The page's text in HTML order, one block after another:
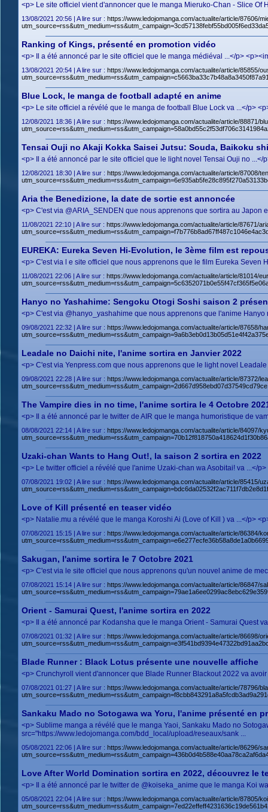
<p> Le site officiel vient d'annoncer que le manga Mieruko-Chan - Slice Of
13/08/2021 20:56 | A lire sur : https://www.ledojomanga.com/actualite/article/87606/
Ranking of Kings, présenté en promotion vidéo
<p> Il a été annoncé par le site officiel que le manga médiéval ...</p>
13/08/2021 20:54 | A lire sur : https://www.ledojomanga.com/actualite/article/85855/
Blue Lock, le manga de football adapté en anime
<p> Le site officiel a révélé que le manga de football Blue Lock va ...</p>
12/08/2021 18:36 | A lire sur : https://www.ledojomanga.com/actualite/article/88871/
Tensai Ouji no Akaji Kokka Saisei Jutsu: Souda, Baikoku
<p> Il a été annoncé par le site officiel que le light novel Tensai Ouji no
12/08/2021 18:30 | A lire sur : https://www.ledojomanga.com/actualite/article/87008/
Aria the Benedizione, la date de sortie est annoncée
<p> C'est via @ARIA_SENDEN que nous apprenons que sortira au
11/08/2021 22:10 | A lire sur : https://www.ledojomanga.com/actualite/article/87671/
EUREKA: Eureka Seven Hi-Evolution, le 3ème film est
<p> C'est via l e site officiel que nous apprenons que le film Eureka Seven
11/08/2021 22:06 | A lire sur : https://www.ledojomanga.com/actualite/article/81014/
Hanyo no Yashahime: Sengoku Otogi Soshi saison 2
<p> C'est via @hanyo_yashahime que nous apprenons que l'anime
09/08/2021 22:32 | A lire sur : https://www.ledojomanga.com/actualite/article/87658/
Leadale no Daichi nite, l'anime sortira en Janvier 2022
<p> C'est via Yenpress.com que nous apprenons que le light novel
09/08/2021 22:28 | A lire sur : https://www.ledojomanga.com/actualite/article/87372/
The Vampire dies in no time, l'anime sortira le 4 Octobre
<p> Il a été annoncé par le twitter de AIR que le manga humoristique de
08/08/2021 22:14 | A lire sur : https://www.ledojomanga.com/actualite/article/84097/
Uzaki-chan Wants to Hang Out!, la saison 2 sortira en 2022
<p> Le twitter officiel a révélé que l'anime Uzaki-chan wa Asobitai! va ...</
07/08/2021 19:02 | A lire sur : https://www.ledojomanga.com/actualite/article/85415/
Love of Kill présenté en teaser vidéo
<p> Natalie.mu a révélé que le manga Koroshi Ai (Love of Kill ) va ...</p>
07/08/2021 15:15 | A lire sur : https://www.ledojomanga.com/actualite/article/86384/
Sakugan, l'anime sortira le 7 Octobre 2021
<p> C'est via le site officiel que nous apprenons qu'un nouvel anime de
07/08/2021 15:14 | A lire sur : https://www.ledojomanga.com/actualite/article/86847/
Orient - Samurai Quest, l'anime sortira en 2022
<p> Il a été annoncé par Kodansha que le manga Orient - Samurai Quest
07/08/2021 01:32 | A lire sur : https://www.ledojomanga.com/actualite/article/86698/
Blade Runner : Black Lotus présente une nouvelle affiche
<p> Crunchyroll vient d'annoncer que Blade Runner Blackout 2022 va
07/08/2021 01:27 | A lire sur : https://www.ledojomanga.com/actualite/article/78796/
Sankaku Mado no Sotogawa wa Yoru, l'anime présenté en
<p> Sublime manga a révélé que le manga Yaoi, Sankaku Mado no
src="https://www.ledojomanga.com/bdd_local/upload/reseaux/sank ...
05/08/2021 22:06 | A lire sur : https://www.ledojomanga.com/actualite/article/86296/
Love After World Domination sortira en 2022, découvrez le
<p> Il a été annoncé par le twitter de @koiseka_anime que le manga Koi
05/08/2021 22:04 | A lire sur : https://www.ledojomanga.com/actualite/article/87805/